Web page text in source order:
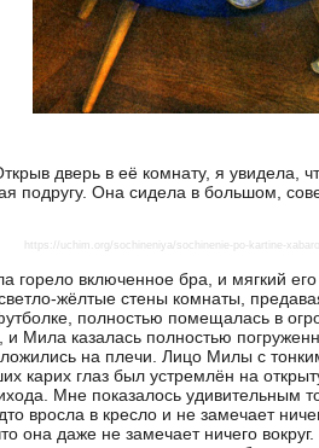
дверь в её комнату, я увидела,
подругу. Она сидела в большом,
https://uchim.org/sochineniya/sochinenie-po-kartine-
включенное бра, и мягкий его
жёлтые стены комнаты,
полностью помещалась в
Мила казалась полностью
на плечи. Лицо Милы с
карих глаз был устремлён на
Мне показалось удивительным
вросла в кресло и не замечает
она даже не замечает ничего